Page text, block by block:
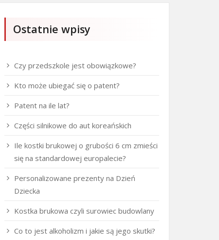
Ostatnie wpisy
Czy przedszkole jest obowiązkowe?
Kto może ubiegać się o patent?
Patent na ile lat?
Części silnikowe do aut koreańskich
Ile kostki brukowej o grubości 6 cm zmieści
się na standardowej europalecie?
Personalizowane prezenty na Dzień
Dziecka
Kostka brukowa czyli surowiec budowlany
Co to jest alkoholizm i jakie są jego skutki?